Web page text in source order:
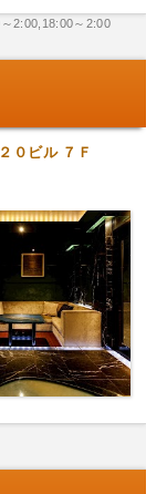
2:00,18:00～2:00
０ビル ７Ｆ